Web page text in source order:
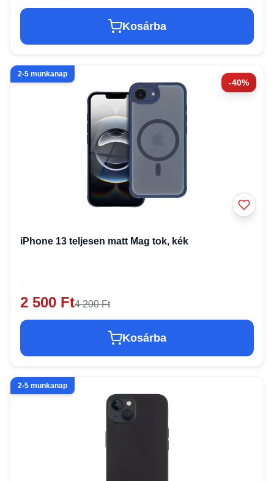
Kosárba
-40%
2-5 munkanap
iPhone 13 teljesen matt Mag tok, kék
2 500 Ft4 200 Ft
Kosárba
2-5 munkanap